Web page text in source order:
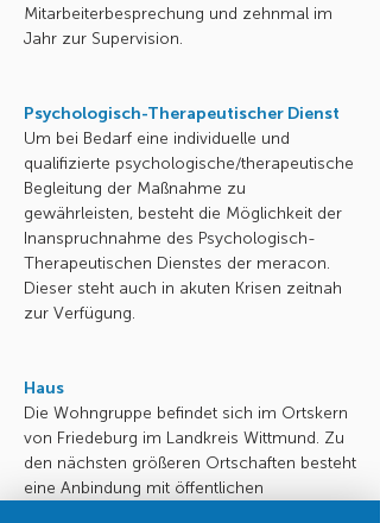
Mitarbeiterbesprechung und zehnmal im
Jahr zur Supervision.
Psychologisch-Therapeutischer Dienst
Um bei Bedarf eine individuelle und
qualifizierte psychologische/therapeutische
Begleitung der Maßnahme zu
gewährleisten, besteht die Möglichkeit der
Inanspruchnahme des Psychologisch-
Therapeutischen Dienstes der meracon.
Dieser steht auch in akuten Krisen zeitnah
zur Verfügung.
Haus
Die Wohngruppe befindet sich im Ortskern
von Friedeburg im Landkreis Wittmund. Zu
den nächsten größeren Ortschaften besteht
eine Anbindung mit öffentlichen